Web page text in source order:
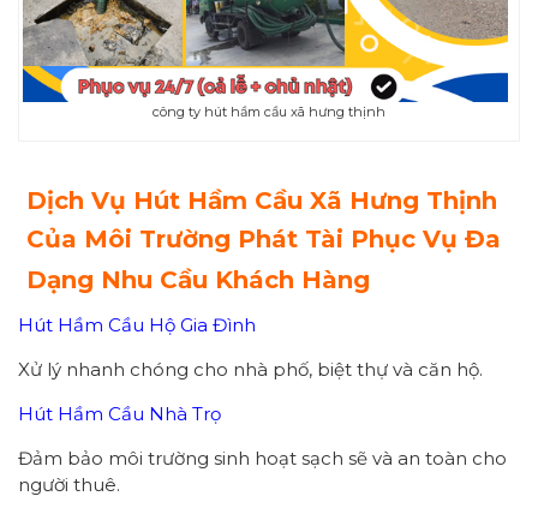
công ty hút hầm cầu xã hưng thịnh
Dịch Vụ Hút Hầm Cầu Xã Hưng Thịnh
Của Môi Trường Phát Tài Phục Vụ Đa
Dạng Nhu Cầu Khách Hàng
Hút Hầm Cầu Hộ Gia Đình
Xử lý nhanh chóng cho nhà phố, biệt thự và căn hộ.
Hút Hầm Cầu Nhà Trọ
Đảm bảo môi trường sinh hoạt sạch sẽ và an toàn cho
người thuê.